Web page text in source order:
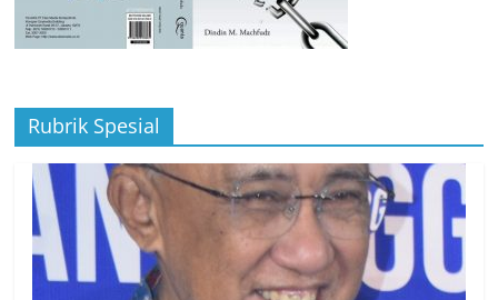
Rubrik Spesial